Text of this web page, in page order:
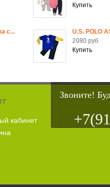
c...
U.S. POLO
2080 руб
Звоните!
кабинет